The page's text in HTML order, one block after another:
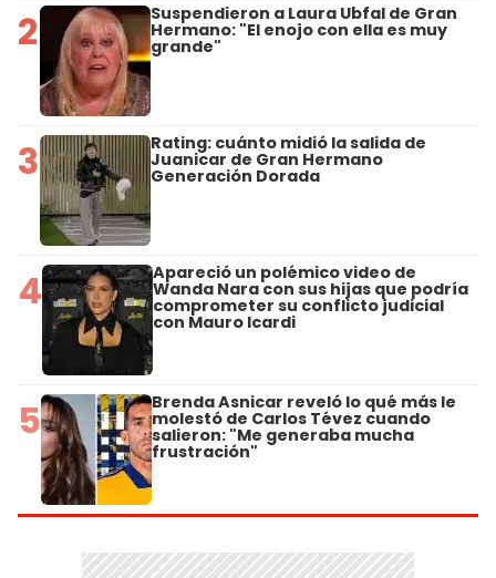
2 Suspendieron a Laura Ubfal de Gran
Hermano: "El enojo con ella es muy
grande"
3 Rating: cuánto midió la salida de
Juanicar de Gran Hermano
Generación Dorada
4 Apareció un polémico video de
Wanda Nara con sus hijas que podría
comprometer su conflicto judicial
con Mauro Icardi
5 Brenda Asnicar reveló lo qué más le
molestó de Carlos Tévez cuando
salieron: "Me generaba mucha
frustración"